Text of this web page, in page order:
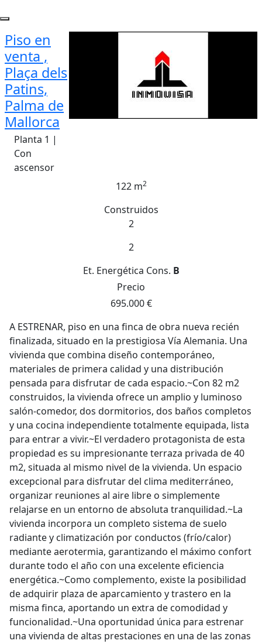
Piso en
venta ,
Plaça dels
Patins,
Palma de
Mallorca
Planta 1 |
Con
ascensor
122 m2
Construidos
2
2
Et. Energética Cons. B
Precio
695.000 €
A ESTRENAR, piso en una finca de obra nueva recién
finalizada, situado en la prestigiosa Vía Alemania. Una
vivienda que combina diseño contemporáneo,
materiales de primera calidad y una distribución
pensada para disfrutar de cada espacio.~Con 82 m2
construidos, la vivienda ofrece un amplio y luminoso
salón-comedor, dos dormitorios, dos baños completos
y una cocina independiente totalmente equipada, lista
para entrar a vivir.~El verdadero protagonista de esta
propiedad es su impresionante terraza privada de 40
m2, situada al mismo nivel de la vivienda. Un espacio
excepcional para disfrutar del clima mediterráneo,
organizar reuniones al aire libre o simplemente
relajarse en un entorno de absoluta tranquilidad.~La
vivienda incorpora un completo sistema de suelo
radiante y climatización por conductos (frío/calor)
mediante aerotermia, garantizando el máximo confort
durante todo el año con una excelente eficiencia
energética.~Como complemento, existe la posibilidad
de adquirir plaza de aparcamiento y trastero en la
misma finca, aportando un extra de comodidad y
funcionalidad.~Una oportunidad única para estrenar
una vivienda de altas prestaciones en una de las zonas